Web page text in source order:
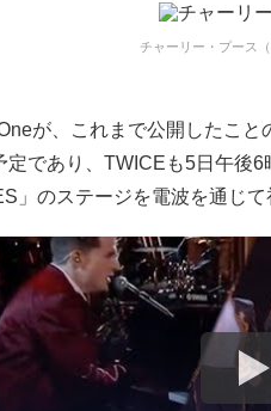
チャーリー・プース（
が、これまで公開したこ
定であり、TWICEも5日午後
」のステージを電波を通じて